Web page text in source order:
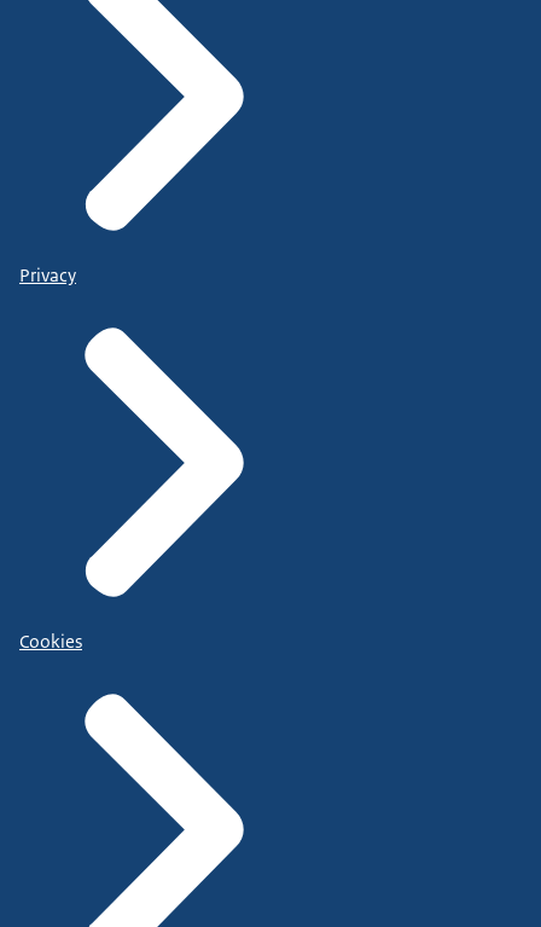
Privacy
Cookies